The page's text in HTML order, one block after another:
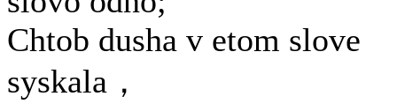
Chtob dusha v etom slove
syskala，